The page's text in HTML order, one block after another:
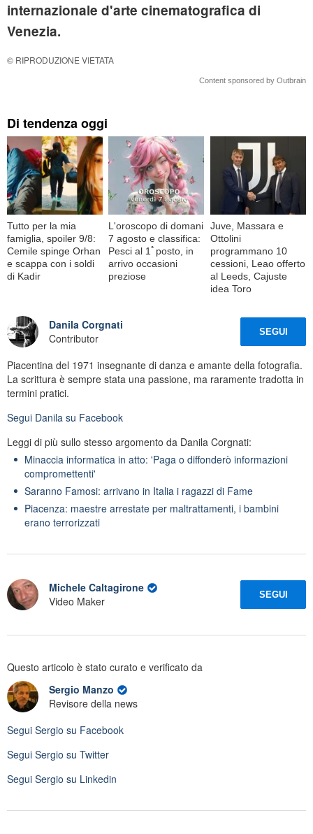
internazionale d'arte cinematografica di
Venezia.
© RIPRODUZIONE VIETATA
Content sponsored by Outbrain
Di tendenza oggi
Tutto per la mia
famiglia, spoiler 9/8:
Cemile spinge Orhan
e scappa con i soldi
di Kadir
L'oroscopo di domani
7 agosto e classifica:
Pesci al 1ﾟposto, in
arrivo occasioni
preziose
Juve, Massara e
Ottolini
programmano 10
cessioni, Leao offerto
al Leeds, Cajuste
idea Toro
Danila Corgnati
Contributor
SEGUI
Piacentina del 1971 insegnante di danza e amante della fotografia.
La scrittura è sempre stata una passione, ma raramente tradotta in
termini pratici.
Segui Danila su Facebook
Leggi di più sullo stesso argomento da Danila Corgnati:
Minaccia informatica in atto: 'Paga o diffonderò informazioni
compromettenti'
Saranno Famosi: arrivano in Italia i ragazzi di Fame
Piacenza: maestre arrestate per maltrattamenti, i bambini
erano terrorizzati
Michele Caltagirone
Video Maker
SEGUI
Questo articolo è stato curato e verificato da
Sergio Manzo
Revisore della news
Segui Sergio su Facebook
Segui Sergio su Twitter
Segui Sergio su Linkedin